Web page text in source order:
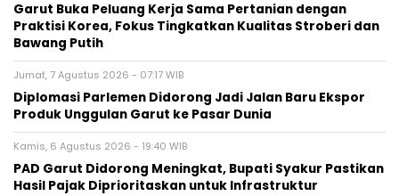
Garut Buka Peluang Kerja Sama Pertanian dengan
Praktisi Korea, Fokus Tingkatkan Kualitas Stroberi dan
Bawang Putih
Jumat, 7 Agustus 2026 - 07:17 WIB
Diplomasi Parlemen Didorong Jadi Jalan Baru Ekspor
Produk Unggulan Garut ke Pasar Dunia
Kamis, 6 Agustus 2026 - 19:40 WIB
PAD Garut Didorong Meningkat, Bupati Syakur Pastikan
Hasil Pajak Diprioritaskan untuk Infrastruktur